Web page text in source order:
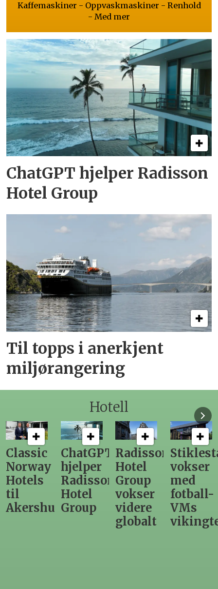
Kaffemaskiner - Oppvaskmaskiner - Renhold
- Med mer
ChatGPT hjelper Radisson
Hotel Group
Til topps i anerkjent
miljørangering
Hotell
ChatGPT
hjelper
Radisson
Hotel
Group
Radisson
Hotel
Group
vokser
videre
Stiklestad
vokser
med
fotball-
VMs
vikingtematikk
Fra
direktør
til
nytt